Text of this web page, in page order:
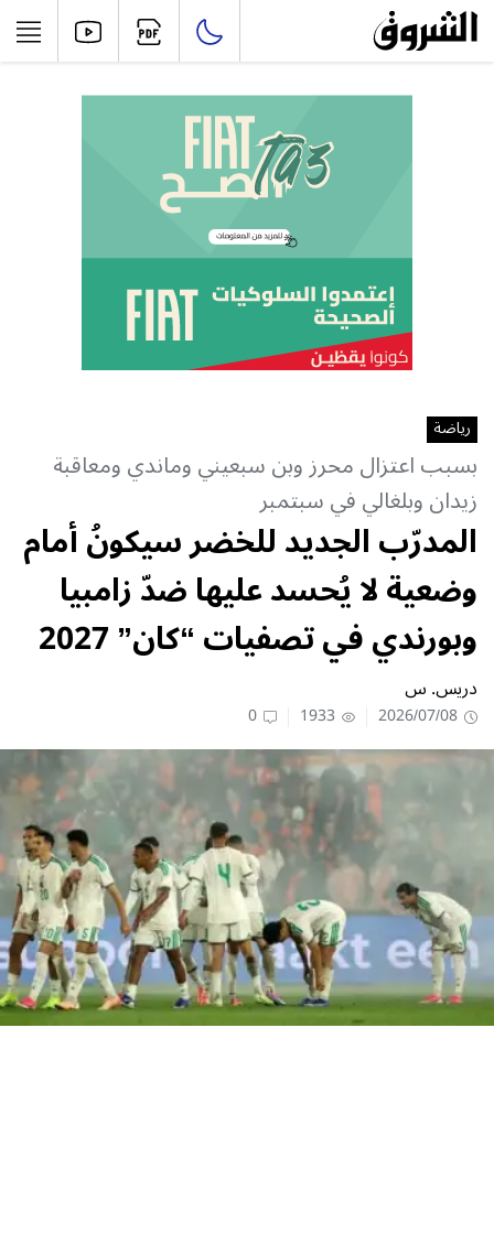
رياضة
بسبب اعتزال محرز وبن سبعيني وماندي ومعاقبة
زيدان وبلغالي في سبتمبر
المدرّب الجديد للخضر سيكونُ أمام
وضعية لا يُحسد عليها ضدّ زامبيا
وبورندي في تصفيات “كان” 2027
دريس. س
2026/07/08
1933
0